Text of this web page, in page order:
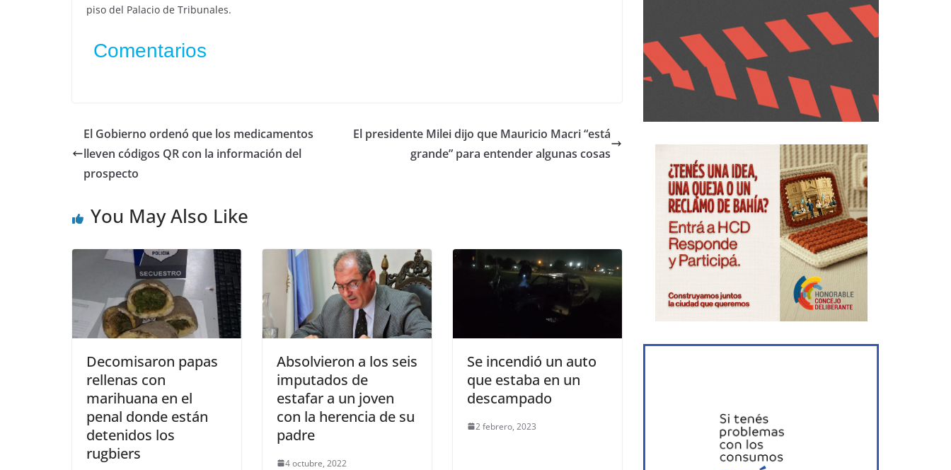
piso del Palacio de Tribunales.
Comentarios
El Gobierno ordenó que los medicamentos
lleven códigos QR con la información del
prospecto
El presidente Milei dijo que Mauricio Macri “está
grande” para entender algunas cosas
You May Also Like
Decomisaron papas
rellenas con
marihuana en el
penal donde están
detenidos los
rugbiers
Absolvieron a los seis
imputados de
estafar a un joven
con la herencia de su
padre
4 octubre, 2022
Se incendió un auto
que estaba en un
descampado
2 febrero, 2023